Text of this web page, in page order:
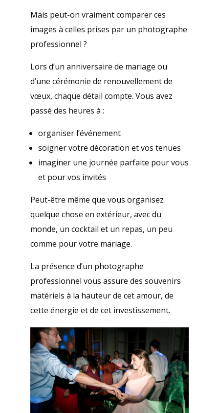
Mais peut-on vraiment comparer ces
images à celles prises par un photographe
professionnel ?
Lors d’un anniversaire de mariage ou
d’une cérémonie de renouvellement de
vœux, chaque détail compte. Vous avez
passé des heures à :
organiser l’événement
soigner votre décoration et vos tenues
imaginer une journée parfaite pour vous
et pour vos invités
Peut-être même que vous organisez
quelque chose en extérieur, avec du
monde, un cocktail et un repas, un peu
comme pour votre mariage.
La présence d’un photographe
professionnel vous assure des souvenirs
matériels à la hauteur de cet amour, de
cette énergie et de cet investissement.